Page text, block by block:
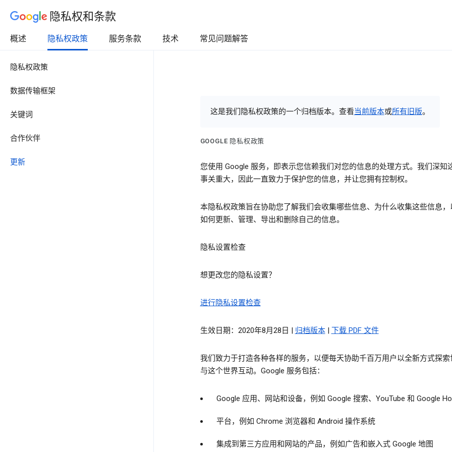
隐私权和条款
概述 隐私权政策 服务条款 技术 常见问题解答
隐私权政策
数据传输框架
关键词
合作伙伴
更新
这是我们隐私权政策的一个归档版本。查看当前版本或所有旧版。
GOOGLE 隐私权政策
您使用 Google 服务，即表示您信赖我们对您的信息的处理方式。我们深知
事关重大，因此一直致力于保护您的信息，并让您拥有控制权。
本隐私权政策旨在协助您了解我们会收集哪些信息、为什么收集这些信息，
如何更新、管理、导出和删除自己的信息。
隐私设置检查
想更改您的隐私设置？
进行隐私设置检查
生效日期：2020年8月28日 | 归档版本| 下载 PDF 文件
我们致力于打造各种各样的服务，以便每天协助千百万用户以全新方式探索
与这个世界互动。Google 服务包括：
Google 应用、网站和设备，例如 Google 搜索、YouTube 和 Google
平台，例如 Chrome 浏览器和 Android 操作系统
集成到第三方应用和网站的产品，例如广告和嵌入式 Google 地图